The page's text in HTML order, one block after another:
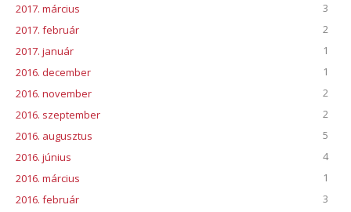
2017. március
3
2017. február
2
2017. január
1
2016. december
1
2016. november
2
2016. szeptember
2
2016. augusztus
5
2016. június
4
2016. március
1
2016. február
3